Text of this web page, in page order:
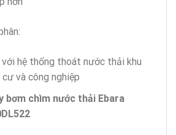
hệ thống thoát nước thải khu
cư và công nghiệp
bơm chìm nước thải Ebara